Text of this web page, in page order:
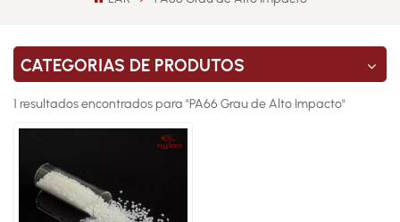
CATEGORIAS DE PRODUTOS
1 resultados encontrados para "PA66 Grau de Alto Impacto"